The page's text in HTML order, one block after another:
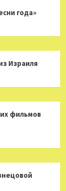
года»
Израиля
фильмов